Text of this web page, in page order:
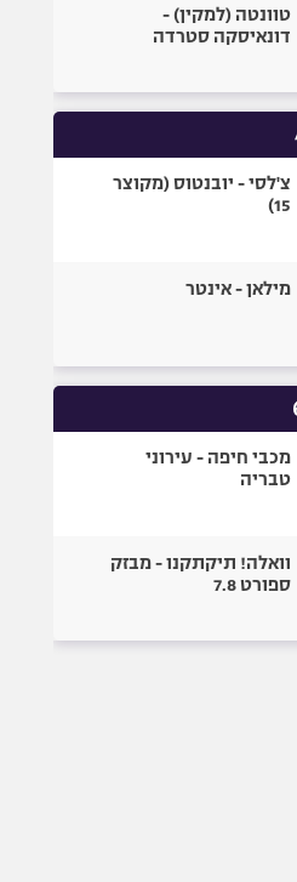
טוונטה (למקין) -
דונאיסקה סטרדה
צ'לסי - יובנטוס (מקוצר
15)
מילאן - אינטר
מכבי חיפה - עירוני
טבריה
וואלה! תיקתקנו - מבזק
ספורט 7.8